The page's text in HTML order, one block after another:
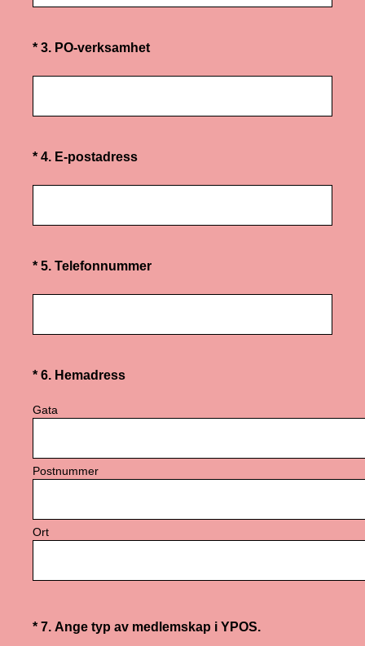
* 3. PO-verksamhet
(Obligatoriskt)
* 4. E-postadress
(Obligatoriskt)
* 5. Telefonnummer
(Obligatoriskt)
* 6. Hemadress
(Obligatoriskt)
Gata
Postnummer
Ort
* 7. Ange typ av medlemskap i YPOS.
(Obligatoriskt)